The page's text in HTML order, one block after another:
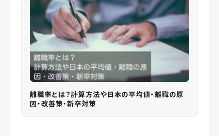
離職率とは？計算方法や日本の平均値・離職の原
因・改善策・新卒対策